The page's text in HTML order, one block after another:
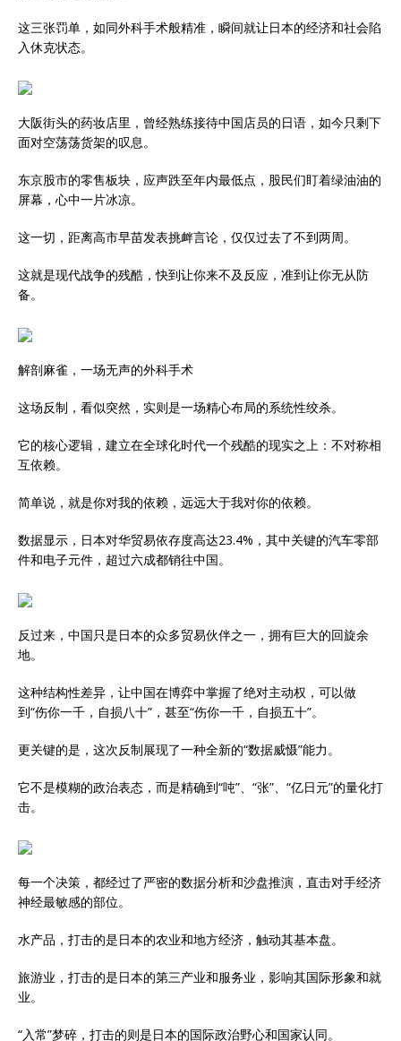
这三张罚单，如同外科手术般精准，瞬间就让日本的经济和社会陷
入休克状态。
大阪街头的药妆店里，曾经熟练接待中国店员的日语，如今只剩下
面对空荡荡货架的叹息。
东京股市的零售板块，应声跌至年内最低点，股民们盯着绿油油的
屏幕，心中一片冰凉。
这一切，距离高市早苗发表挑衅言论，仅仅过去了不到两周。
这就是现代战争的残酷，快到让你来不及反应，准到让你无从防
备。
解剖麻雀，一场无声的外科手术
这场反制，看似突然，实则是一场精心布局的系统性绞杀。
它的核心逻辑，建立在全球化时代一个残酷的现实之上：不对称相
互依赖。
简单说，就是你对我的依赖，远远大于我对你的依赖。
数据显示，日本对华贸易依存度高达23.4%，其中关键的汽车零部
件和电子元件，超过六成都销往中国。
反过来，中国只是日本的众多贸易伙伴之一，拥有巨大的回旋余
地。
这种结构性差异，让中国在博弈中掌握了绝对主动权，可以做
到“伤你一千，自损八十”，甚至“伤你一千，自损五十”。
更关键的是，这次反制展现了一种全新的“数据威慑”能力。
它不是模糊的政治表态，而是精确到“吨”、“张”、“亿日元”的量化打
击。
每一个决策，都经过了严密的数据分析和沙盘推演，直击对手经济
神经最敏感的部位。
水产品，打击的是日本的农业和地方经济，触动其基本盘。
旅游业，打击的是日本的第三产业和服务业，影响其国际形象和就
业。
“入常”梦碎，打击的则是日本的国际政治野心和国家认同。